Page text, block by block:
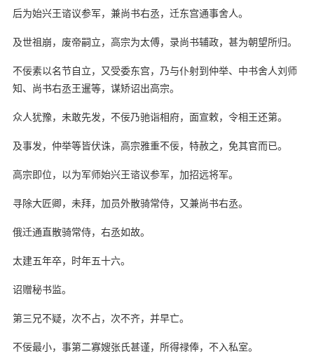
后为始兴王谘议参军，兼尚书右丞，迁东宫通事舍人。
及世祖崩，废帝嗣立，高宗为太傅，录尚书辅政，甚为朝望所归。
不佞素以名节自立，又受委东宫，乃与仆射到仲举、中书舍人刘师
知、尚书右丞王暹等，谋矫诏出高宗。
众人犹豫，未敢先发，不佞乃驰诣相府，面宣敕，令相王还第。
及事发，仲举等皆伏诛，高宗雅重不佞，特赦之，免其官而已。
高宗即位，以为军师始兴王谘议参军，加招远将军。
寻除大匠卿，未拜，加员外散骑常侍，又兼尚书右丞。
俄迁通直散骑常侍，右丞如故。
太建五年卒，时年五十六。
诏赠秘书监。
第三兄不疑，次不占，次不齐，并早亡。
不佞最小，事第二寡嫂张氏甚谨，所得禄俸，不入私室。